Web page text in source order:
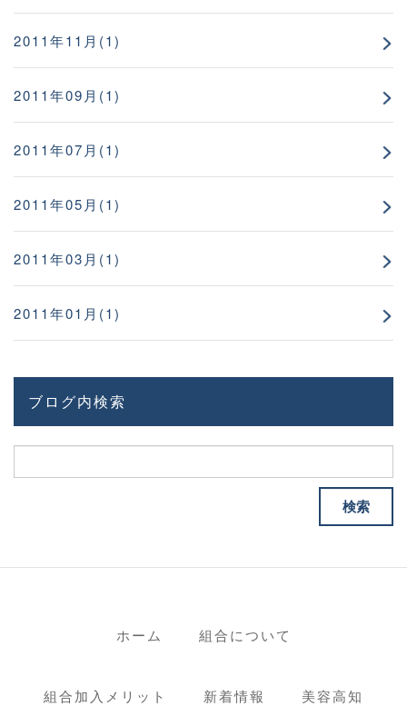
2011年11月(1)
2011年09月(1)
2011年07月(1)
2011年05月(1)
2011年03月(1)
2011年01月(1)
ブログ内検索
ホーム 組合について
組合加入メリット 新着情報 美容高知